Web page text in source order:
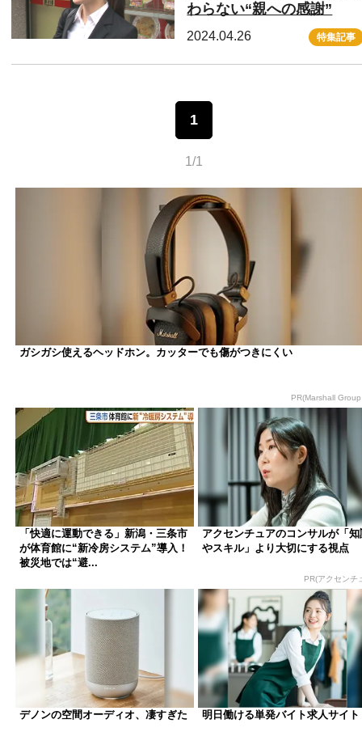
わらない“親への感謝”
2024.04.26 特集記事
1
1/1
ガシガシ使えるヘッドホン。カッターでも傷がつきにくい
PR(Marshall Group
「快適に運動できる」新潟・三条市
が体育館に“新冷房システム”導入！
被災地では“避...
アクセンチュアのコンサルが「知
やスキル」より大切にする視点
PR(アクセンチ
デノンの空間オーディオ、凄すぎた 明日働ける単発バイト求人サイト